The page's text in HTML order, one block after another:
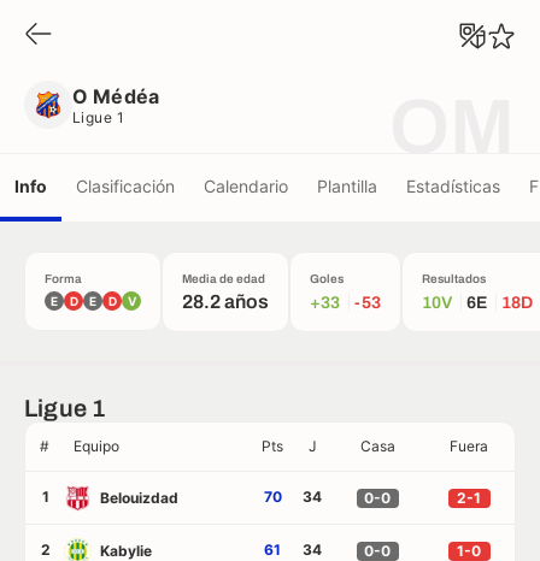
O Médéa
Ligue 1
Info Clasificación Calendario Plantilla Estadísticas
Forma
E D E D V
Media de edad
28.2 años
Goles
+33 -53
Resultados
10V 6E 18D
Ligue 1
# Equipo Pts J Casa Fuera
1 Belouizdad 70 34 0-0 2-1
2 Kabylie 61 34 0-0 1-0